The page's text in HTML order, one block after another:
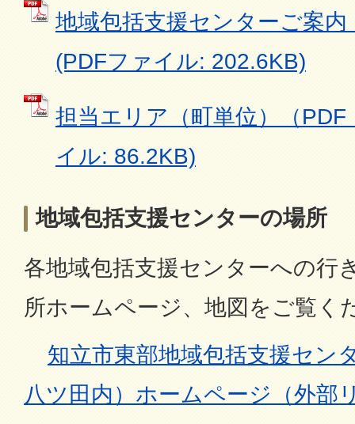
地域包括支援センターご案
(PDFファイル: 202.6KB)
担当エリア（町単位）（
イル: 86.2KB)
地域包括支援センターの場所
各地域包括支援センターへの行
所ホームページ、地図をご覧く
知立市東部地域包括支援セン
八ツ田内）ホームページ（外部